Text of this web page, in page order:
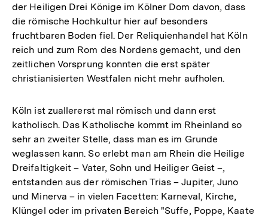
der Heiligen Drei Könige im Kölner Dom davon, dass
die römische Hochkultur hier auf besonders
fruchtbaren Boden fiel. Der Reliquienhandel hat Köln
reich und zum Rom des Nordens gemacht, und den
zeitlichen Vorsprung konnten die erst später
christianisierten Westfalen nicht mehr aufholen.
Köln ist zuallererst mal römisch und dann erst
katholisch. Das Katholische kommt im Rheinland so
sehr an zweiter Stelle, dass man es im Grunde
weglassen kann. So erlebt man am Rhein die Heilige
Dreifaltigkeit – Vater, Sohn und Heiliger Geist –,
entstanden aus der römischen Trias – Jupiter, Juno
und Minerva – in vielen Facetten: Karneval, Kirche,
Klüngel oder im privaten Bereich "Suffe, Poppe, Kaate